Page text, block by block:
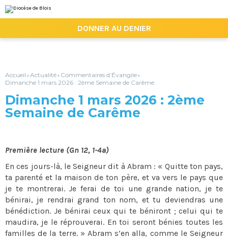
au
contenu.
la
personnels
DONNER AU DENIER
Accueil › Actualité› Commentaires d’Évangile›
Dimanche 1 mars 2026 : 2ème Semaine de Carême
Dimanche 1 mars 2026 : 2ème
Semaine de Carême
Première lecture (Gn 12, 1-4a)
En ces jours-là, le Seigneur dit à Abram : « Quitte ton pays,
ta parenté et la maison de ton père, et va vers le pays que
je te montrerai. Je ferai de toi une grande nation, je te
bénirai, je rendrai grand ton nom, et tu deviendras une
bénédiction. Je bénirai ceux qui te béniront ; celui qui te
maudira, je le réprouverai. En toi seront bénies toutes les
familles de la terre. » Abram s’en alla, comme le Seigneur